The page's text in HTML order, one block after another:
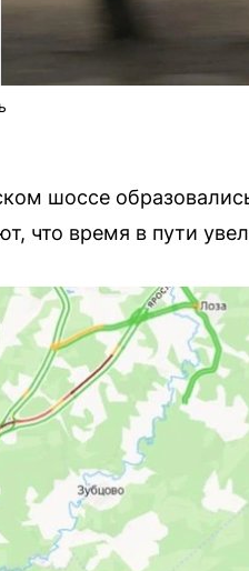
шоссе
что время в пути